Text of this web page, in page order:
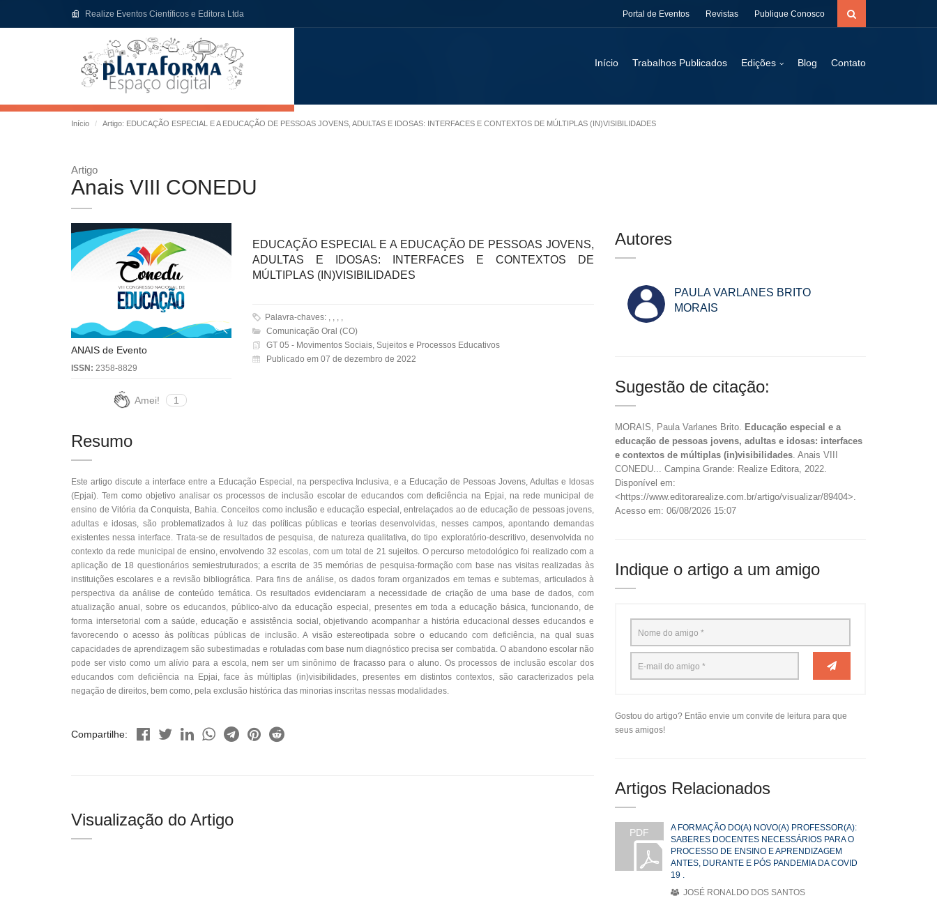
Realize Eventos Científicos e Editora Ltda Portal de Eventos Revistas Publique Conosco
Início Trabalhos Publicados Edições Blog Contato
Início Artigo: EDUCAÇÃO ESPECIAL E A EDUCAÇÃO DE PESSOAS JOVENS, ADULTAS E IDOSAS: INTERFACES E CONTEXTOS DE MÚLTIPLAS (IN)VISIBILIDADES
Artigo
Anais VIII CONEDU
ANAIS de Evento
ISSN: 2358-8829
Amei! 1
EDUCAÇÃO ESPECIAL E A EDUCAÇÃO DE PESSOAS JOVENS,
ADULTAS E IDOSAS: INTERFACES E CONTEXTOS DE
MÚLTIPLAS (IN)VISIBILIDADES
Palavra-chaves: , , , ,
Comunicação Oral (CO)
GT 05 - Movimentos Sociais, Sujeitos e Processos Educativos
Publicado em 07 de dezembro de 2022
Resumo
Este artigo discute a interface entre a Educação Especial, na perspectiva Inclusiva, e a Educação de Pessoas Jovens, Adultas e Idosas
(Epjai). Tem como objetivo analisar os processos de inclusão escolar de educandos com deficiência na Epjai, na rede municipal de
ensino de Vitória da Conquista, Bahia. Conceitos como inclusão e educação especial, entrelaçados ao de educação de pessoas jovens,
adultas e idosas, são problematizados à luz das políticas públicas e teorias desenvolvidas, nesses campos, apontando demandas
existentes nessa interface. Trata-se de resultados de pesquisa, de natureza qualitativa, do tipo exploratório-descritivo, desenvolvida no
contexto da rede municipal de ensino, envolvendo 32 escolas, com um total de 21 sujeitos. O percurso metodológico foi realizado com a
aplicação de 18 questionários semiestruturados; a escrita de 35 memórias de pesquisa-formação com base nas visitas realizadas às
instituições escolares e a revisão bibliográfica. Para fins de análise, os dados foram organizados em temas e subtemas, articulados à
perspectiva da análise de conteúdo temática. Os resultados evidenciaram a necessidade de criação de uma base de dados, com
atualização anual, sobre os educandos, público-alvo da educação especial, presentes em toda a educação básica, funcionando, de
forma intersetorial com a saúde, educação e assistência social, objetivando acompanhar a história educacional desses educandos e
favorecendo o acesso às políticas públicas de inclusão. A visão estereotipada sobre o educando com deficiência, na qual suas
capacidades de aprendizagem são subestimadas e rotuladas com base num diagnóstico precisa ser combatida. O abandono escolar não
pode ser visto como um alívio para a escola, nem ser um sinônimo de fracasso para o aluno. Os processos de inclusão escolar dos
educandos com deficiência na Epjai, face às múltiplas (in)visibilidades, presentes em distintos contextos, são caracterizados pela
negação de direitos, bem como, pela exclusão histórica das minorias inscritas nessas modalidades.
Compartilhe:
Visualização do Artigo
Autores
PAULA VARLANES BRITO
MORAIS
Sugestão de citação:
MORAIS, Paula Varlanes Brito. Educação especial e a
educação de pessoas jovens, adultas e idosas: interfaces
e contextos de múltiplas (in)visibilidades. Anais VIII
CONEDU... Campina Grande: Realize Editora, 2022.
Disponível em:
<https://www.editorarealize.com.br/artigo/visualizar/89404>.
Acesso em: 06/08/2026 15:07
Indique o artigo a um amigo
Gostou do artigo? Então envie um convite de leitura para que
seus amigos!
Artigos Relacionados
PDF
A FORMAÇÃO DO(A) NOVO(A) PROFESSOR(A):
SABERES DOCENTES NECESSÁRIOS PARA O
PROCESSO DE ENSINO E APRENDIZAGEM
ANTES, DURANTE E PÓS PANDEMIA DA COVID
19 .
JOSÉ RONALDO DOS SANTOS